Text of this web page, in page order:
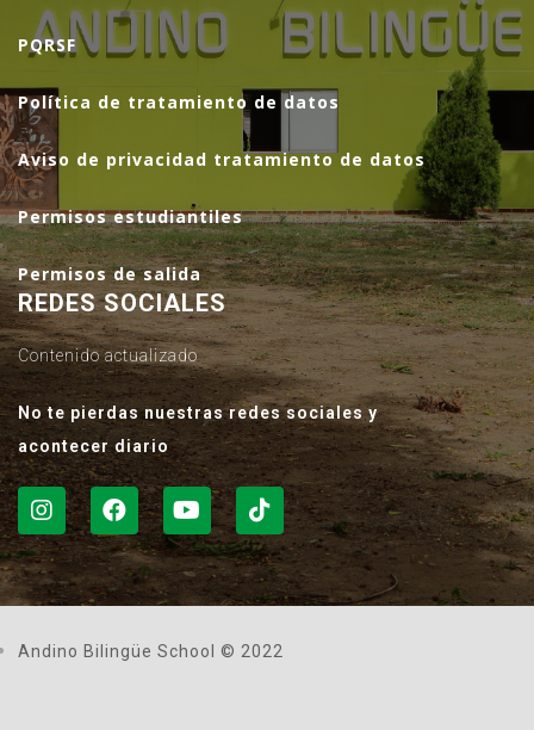
PQRSF
Política de tratamiento de datos
Aviso de privacidad tratamiento de datos
Permisos estudiantiles
Permisos de salida
REDES SOCIALES
Contenido actualizado
No te pierdas nuestras redes sociales y
acontecer diario
Andino Bilingüe School © 2022